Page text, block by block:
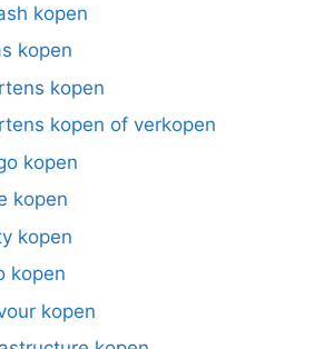
kopen
kopen
kopen
kopen of verkopen
kopen
kopen
kopen
kopen
kopen